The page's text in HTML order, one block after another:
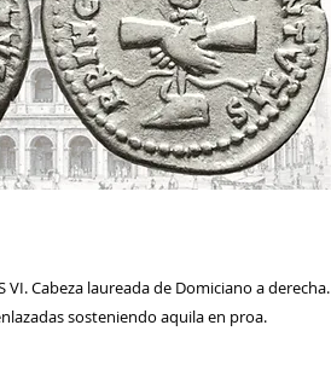
VI. Cabeza laureada de Domiciano a derecha.
sosteniendo aquila en proa.